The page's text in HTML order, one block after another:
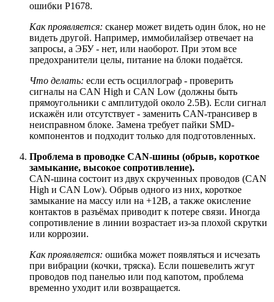
ошибки P1678.
Как проявляется: сканер может видеть один блок, но не
видеть другой. Например, иммобилайзер отвечает на
запросы, а ЭБУ - нет, или наоборот. При этом все
предохранители целы, питание на блоки подаётся.
Что делать: если есть осциллограф - проверить
сигналы на CAN High и CAN Low (должны быть
прямоугольники с амплитудой около 2.5В). Если сигнал
искажён или отсутствует - заменить CAN-трансивер в
неисправном блоке. Замена требует пайки SMD-
компонентов и подходит только для подготовленных.
Проблема в проводке CAN-шины (обрыв, короткое
замыкание, высокое сопротивление).
CAN-шина состоит из двух скрученных проводов (CAN
High и CAN Low). Обрыв одного из них, короткое
замыкание на массу или на +12В, а также окисление
контактов в разъёмах приводит к потере связи. Иногда
сопротивление в линии возрастает из-за плохой скрутки
или коррозии.
Как проявляется: ошибка может появляться и исчезать
при вибрации (кочки, тряска). Если пошевелить жгут
проводов под панелью или под капотом, проблема
временно уходит или возвращается.